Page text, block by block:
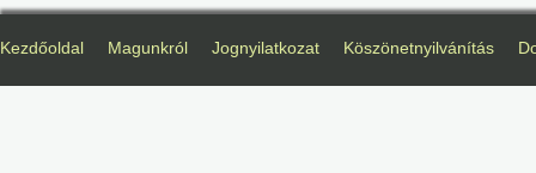
Kezdőoldal Magunkról Jognyilatkozat Köszönetnyilvánítás